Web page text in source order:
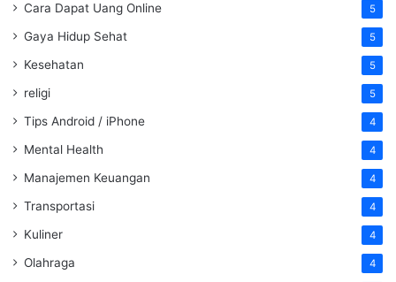
Cara Dapat Uang Online 5
Gaya Hidup Sehat 5
Kesehatan 5
religi 5
Tips Android / iPhone 4
Mental Health 4
Manajemen Keuangan 4
Transportasi 4
Kuliner 4
Olahraga 4